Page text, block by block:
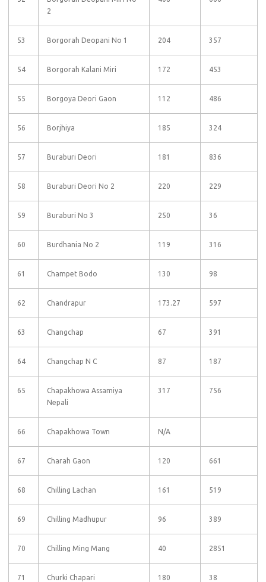
2
53 Borgorah Deopani No 1 204 357
54 Borgorah Kalani Miri 172 453
55 Borgoya Deori Gaon 112 486
56 Borjhiya 185 324
57 Buraburi Deori 181 836
58 Buraburi Deori No 2 220 229
59 Buraburi No 3 250 36
60 Burdhania No 2 119 316
61 Champet Bodo 130 98
62 Chandrapur 173.27 597
63 Changchap 67 391
64 Changchap N C 87 187
65
Chapakhowa Assamiya
Nepali
317 756
66 Chapakhowa Town N/A
67 Charah Gaon 120 661
68 Chilling Lachan 161 519
69 Chilling Madhupur 96 389
70 Chilling Ming Mang 40 2851
71 Churki Chapari 180 38